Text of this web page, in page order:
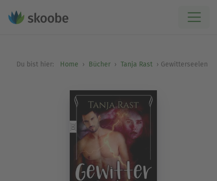
Du bist hier: Home Bücher Tanja Rast Gewitterseelen